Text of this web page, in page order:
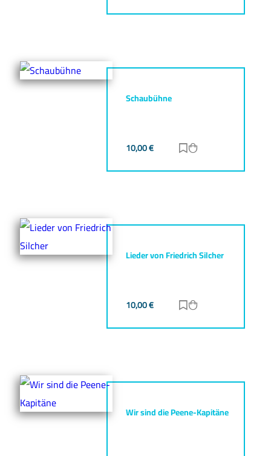
Schaubühne
10,00€ Zur Merkliste
Lieder von Friedrich Silcher
10,00€ Zur Merkliste
Wir sind die Peene-Kapitäne